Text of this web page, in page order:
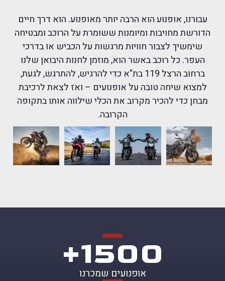
עבורנו, אופנוע הוא הרבה יותר מאופנוע. הוא דרך חיים
הדורשת מחויבות ומיומנות ששומרת על הרוכב ומבטיחה
שימשיך לצבור חוויות מרגשות על הכביש או בדרכי
העפר. כל רוכב באשר הוא, מוזמן לחנות היבואן שלנו
ברחוב הרצל 119 בת"א כדי להרגיש, להתרגש, לגעת,
למצוא שיחה טובה על אופנועים – ואז לצאת לרכיבת
מבחן כדי להכיר מקרוב את הכלי שילווה אותו בתקופה
הקרובה.
אופנועים שמכרנו
1500
+